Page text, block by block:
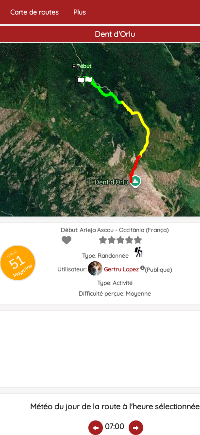
Carte de routes Plus
Dent d'Orlu
Début
Fin
GRSIC
51
Moyenne
Début: Arieja Ascou - Occitània (França)
Type: Randonnée
Utilisateur:
Gertru Lopez
(Publique)
Type: Activité
Difficulté perçue: Moyenne
Météo du jour de la route à l'heure sélectionnée
07:00